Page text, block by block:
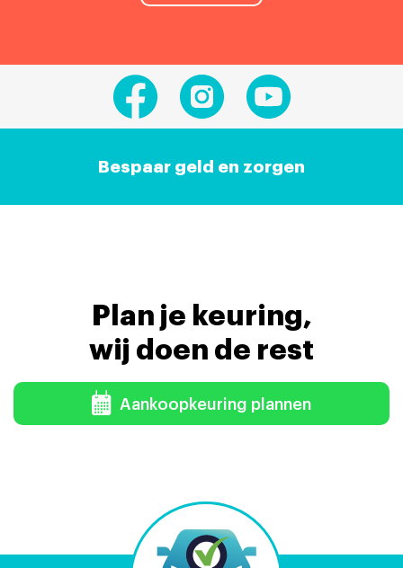
Bespaar geld en zorgen
Plan je keuring,
wij doen de rest
Aankoopkeuring plannen